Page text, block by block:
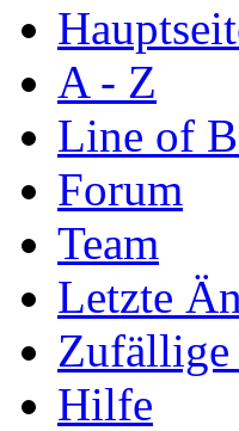
A - Z
Line of
Forum
Team
Letzte
Zufällige
Hilfe